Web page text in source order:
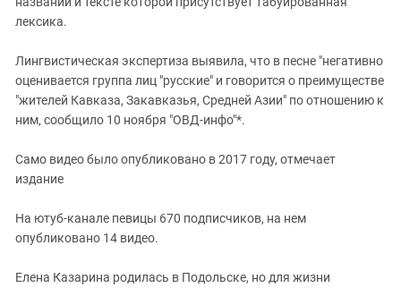
Южная Осетия
ЮФО
лексика.
Лингвистическая экспертиза выявила, что в песне "негативно
оценивается группа лиц "русские" и говорится о преимуществе
"жителей Кавказа, Закавказья, Средней Азии" по отношению к
ним, сообщило 10 ноября "ОВД-инфо"*.
Само видео было опубликовано в 2017 году, отмечает
издание
На ютуб-канале певицы 670 подписчиков, на нем
опубликовано 14 видео.
Елена Казарина родилась в Подольске, но для жизни